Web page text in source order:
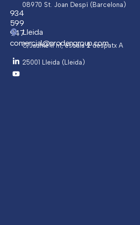
934
599
947
comercial@prodengroup.com
08970 St. Joan Despí (Barcelona)
Lleida
C/Jaume ll n1, escala 2 despatx A
25001 Lleida (Lleida)